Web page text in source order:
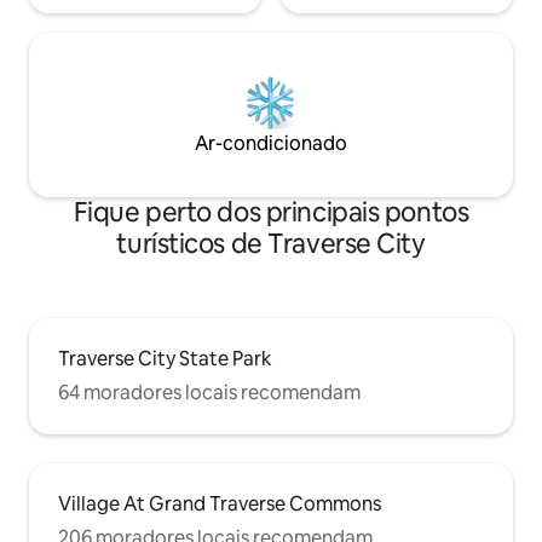
Ar-condicionado
Fique perto dos principais pontos
turísticos de Traverse City
Traverse City State Park
64 moradores locais recomendam
Village At Grand Traverse Commons